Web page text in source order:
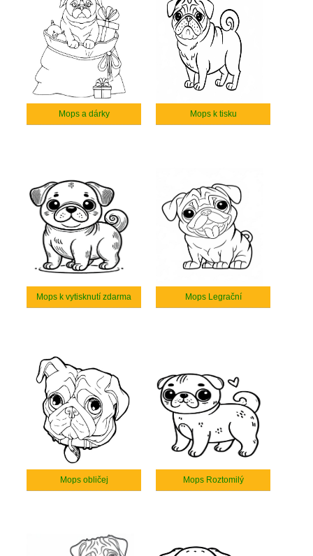
Mops a dárky Mops k tisku
Mops k vytisknutí zdarma Mops Legrační
Mops obličej Mops Roztomilý